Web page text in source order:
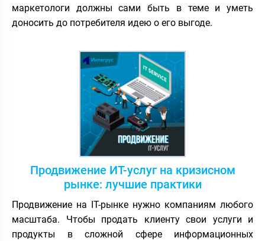
маркетологи должны сами быть в теме и уметь
доносить до потребителя идею о его выгоде.
Продвижение ИТ-услуг на кризисном
рынке: лучшие практики
Продвижение на IT-рынке нужно компаниям любого
масштаба. Чтобы продать клиенту свои услуги и
продукты в сложной сфере информационных